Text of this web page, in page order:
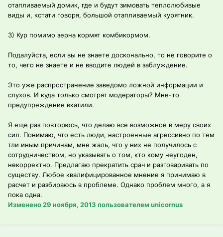
отапливаемый домик, где и будут зимовать теплолюбивые
виды и, кстати говоря, большой отапливаемый курятник.
3) Кур помимо зерна кормят комбикормом.
Подалуйста, если вы не знаете досконально, то не говорите о
то, чего не знаете и не вводите людей в заблуждение.
Это уже распространение заведомо ложной информации и
слухов. И куда только смотрят модераторы? Мне-то
предупреждение вкатили.
Я еще раз повторюсь, что делаю все возможное в меру своих
сил. Понимаю, что есть люди, настроенные агрессивно по тем
тли иным причинам, мне жаль, что у них не получилось с
сотрудничеством, но указывать о том, кто кому неугоден,
некорректно. Предлагаю прекратить срач и разговаривать по
существу. Любое квалифицированное мнение я принимаю в
расчет и разбираюсь в проблеме. Однако проблем много, а я
пока одна.
Изменено29 ноября, 2013 пользователем unicornus